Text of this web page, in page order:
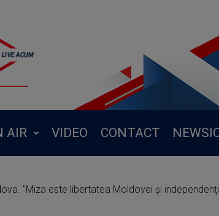
AIR VIDEO CONTACT
libertatea Moldovei şi independenţa sa". De ce contează